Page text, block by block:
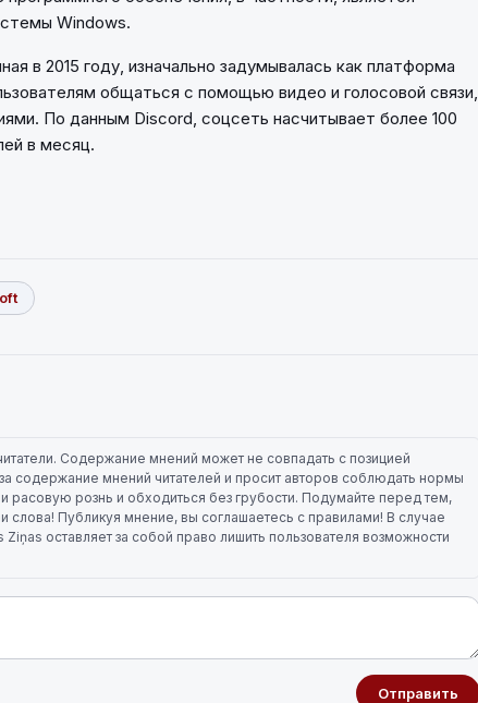
Windows.
в 2015 году, изначально задумывалась как платформа
общаться с помощью видео и голосовой связи,
По данным Discord, соцсеть насчитывает более 100
в месяц.
Содержание мнений может не совпадать с позицией
содержание мнений читателей и просит авторов соблюдать нормы
расовую рознь и обходиться без грубости. Подумайте перед тем,
слова! Публикуя мнение, вы соглашаетесь с правилами! В случае
оставляет за собой право лишить пользователя возможности
Отправить